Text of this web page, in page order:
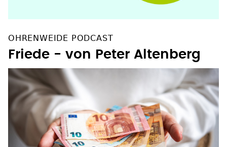
OHRENWEIDE PODCAST
Friede - von Peter Altenberg